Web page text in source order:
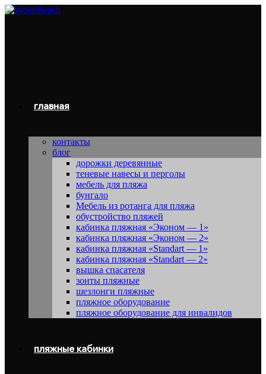
Перейти
главная
контакты
блог
дорожки деревянные
теневые навесы и перголы
мебель для пляжа
бунгало
Мебель из ротанга для пляжа
обустройство пляжей
кабинка пляжная «Эконом — 1»
кабинка пляжная «Эконом — 2»
кабинка пляжная «Standart — 1»
кабинка пляжная «Standart — 2»
вышка спасателя
зонты пляжные
шезлонги пляжные
пляжное оборудование
пляжное оборудование для инвалидов
пляжные кабинки